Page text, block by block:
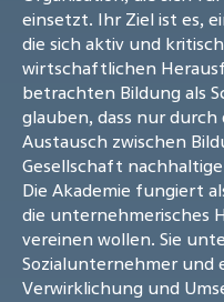
einsetzt. Ihr Ziel ist es,
die sich aktiv und
wirtschaftlichen
betrachten Bildung als
glauben, dass nur
Austausch zwischen
Gesellschaft
Die Akademie fungiert
die unternehmerisches
vereinen wollen. Sie
Sozialunternehmer und
Verwirklichung und